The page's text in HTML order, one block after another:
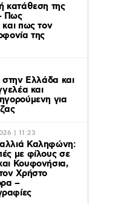
κατάθεση της
Πως
πως τον
της
Ελλάδα και
και
για
| 11:23
Καληφώνη:
με φίλους σε
Κουφονήσια,
Χρήστο
–